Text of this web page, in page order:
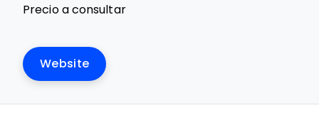
Precio a consultar
Website